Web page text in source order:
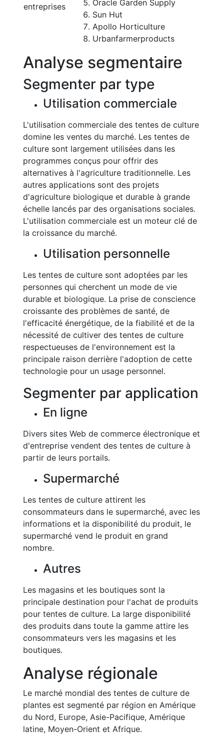
entreprises
Oracle Garden Supply
Sun Hut
Apollo Horticulture
Urbanfarmerproducts
Analyse segmentaire
Segmenter par type
Utilisation commerciale
L'utilisation commerciale des tentes de culture
domine les ventes du marché. Les tentes de
culture sont largement utilisées dans les
programmes conçus pour offrir des
alternatives à l'agriculture traditionnelle. Les
autres applications sont des projets
d'agriculture biologique et durable à grande
échelle lancés par des organisations sociales.
L'utilisation commerciale est un moteur clé de
la croissance du marché.
Utilisation personnelle
Les tentes de culture sont adoptées par les
personnes qui cherchent un mode de vie
durable et biologique. La prise de conscience
croissante des problèmes de santé, de
l'efficacité énergétique, de la fiabilité et de la
nécessité de cultiver des tentes de culture
respectueuses de l'environnement est la
principale raison derrière l'adoption de cette
technologie pour un usage personnel.
Segmenter par application
En ligne
Divers sites Web de commerce électronique et
d'entreprise vendent des tentes de culture à
partir de leurs portails.
Supermarché
Les tentes de culture attirent les
consommateurs dans le supermarché, avec les
informations et la disponibilité du produit, le
supermarché vend le produit en grand
nombre.
Autres
Les magasins et les boutiques sont la
principale destination pour l'achat de produits
pour tentes de culture. La large disponibilité
des produits dans toute la gamme attire les
consommateurs vers les magasins et les
boutiques.
Analyse régionale
Le marché mondial des tentes de culture de
plantes est segmenté par région en Amérique
du Nord, Europe, Asie-Pacifique, Amérique
latine, Moyen-Orient et Afrique.